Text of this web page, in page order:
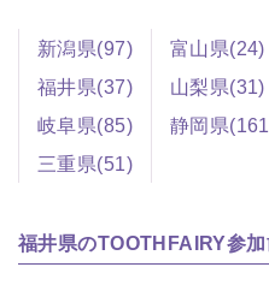
新潟県(97) 富山県(24)
福井県(37)
山梨県(31)
岐阜県(85)
静岡県
三重県(51)
福井県のTOOTHFAIRY参